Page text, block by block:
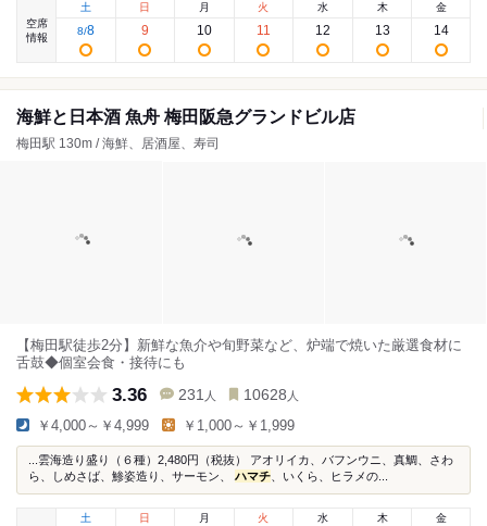
空席
情報
土
8/8
日
9
月
10
火
11
水
12
木
13
金
14
海鮮と日本酒 魚舟 梅田阪急グランドビル店
梅田駅 130m / 海鮮、居酒屋、寿司
【梅田駅徒歩2分】新鮮な魚介や旬野菜など、炉端で焼いた厳選食材に
舌鼓◆個室会食・接待にも
3.36 231 人 10628 人
￥4,000～￥4,999 ￥1,000～￥1,999
...雲海造り盛り（６種）2,480円（税抜） アオリイカ、バフンウニ、真鯛、さわ
ら、しめさば、鯵姿造り、サーモン、 ハマチ 、いくら、ヒラメの...
土
日 月 火 水 木 金